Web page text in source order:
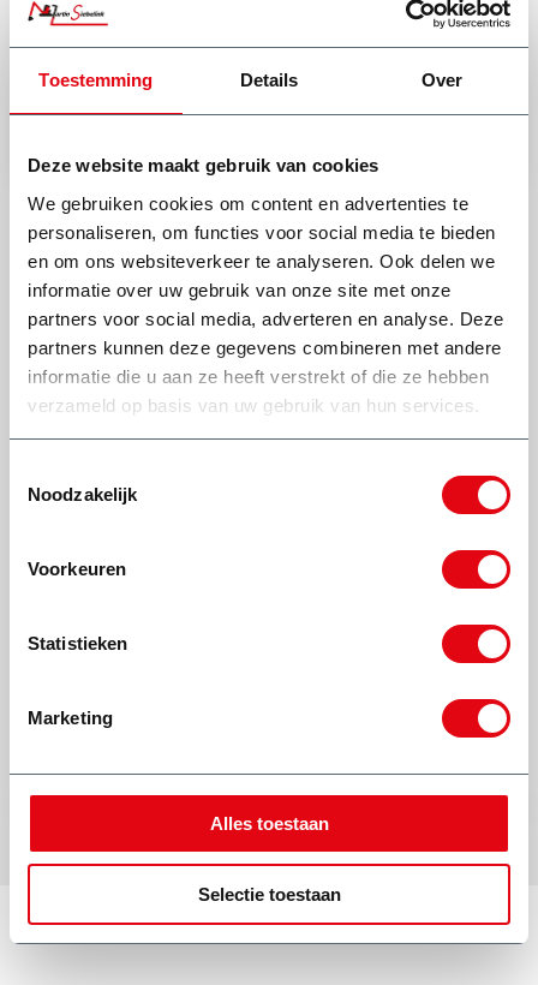
Toestemming Details Over
Deze website maakt gebruik van cookies
We gebruiken cookies om content en advertenties te
personaliseren, om functies voor social media te bieden
en om ons websiteverkeer te analyseren. Ook delen we
informatie over uw gebruik van onze site met onze
partners voor social media, adverteren en analyse. Deze
partners kunnen deze gegevens combineren met andere
informatie die u aan ze heeft verstrekt of die ze hebben
verzameld op basis van uw gebruik van hun services.
Noodzakelijk
Voorkeuren
Statistieken
Marketing
Alles toestaan
Selectie toestaan
Stel je vraag aan Dick
Wat onze klanten zeggen
ervaring. Eerste keer werd er door
niks van anderen er in kwam. Op tijd en
Top bedrijf,
iets te